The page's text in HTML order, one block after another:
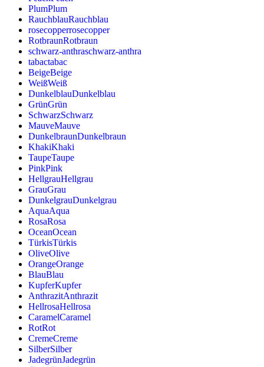
PlumPlum
RauchblauRauchblau
rosecopperrosecopper
RotbraunRotbraun
schwarz-anthraschwarz-anthra
tabactabac
BeigeBeige
WeißWeiß
DunkelblauDunkelblau
GrünGrün
SchwarzSchwarz
MauveMauve
DunkelbraunDunkelbraun
KhakiKhaki
TaupeTaupe
PinkPink
HellgrauHellgrau
GrauGrau
DunkelgrauDunkelgrau
AquaAqua
RosaRosa
OceanOcean
TürkisTürkis
OliveOlive
OrangeOrange
BlauBlau
KupferKupfer
AnthrazitAnthrazit
HellrosaHellrosa
CaramelCaramel
RotRot
CremeCreme
SilberSilber
JadegrünJadegrün